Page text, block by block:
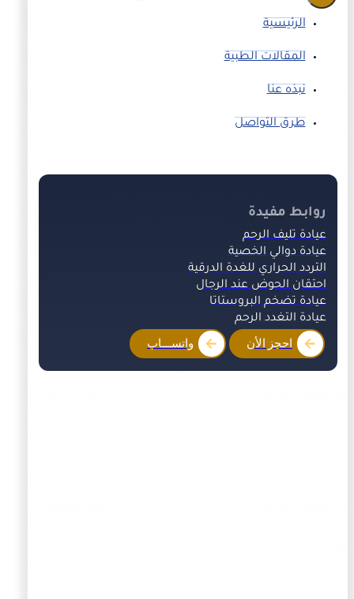
الرئيسية
المقالات الطبية
نبذه عنا
طرق التواصل
روابط مفيدة
عيادة تليف الرحم
عيادة دوالي الخصية
التردد الحراري للغدة الدرقية
احتقان الحوض عند الرجال
عيادة تضخم البروستاتا
عيادة التغدد الرحم
احجز الأن واتســـاب